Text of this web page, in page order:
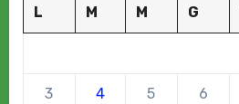
L M M G
3 4 5 6